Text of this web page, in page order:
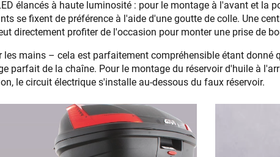
élancés à haute luminosité : pour le montage à l'avant et la
se fixent de préférence à l'aide d'une goutte de colle. Une
directement profiter de l'occasion pour monter une prise de
les mains – cela est parfaitement compréhensible étant
parfait de la chaîne. Pour le montage du réservoir d'huile à
le circuit électrique s'installe au-dessous du faux réservoir.